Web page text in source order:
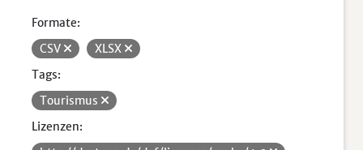
Formate:
CSV
XLSX
Tags:
Tourismus
Lizenzen: